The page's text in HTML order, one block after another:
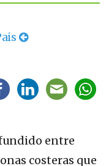
entre
costeras que